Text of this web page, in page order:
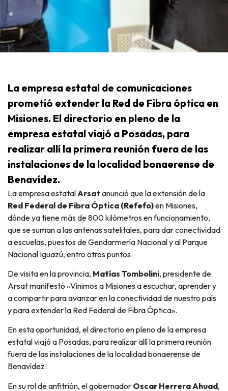
La empresa estatal de comunicaciones
prometió extender la Red de Fibra óptica en
Misiones. El directorio en pleno de la
empresa estatal viajó a Posadas, para
realizar allí la primera reunión fuera de las
instalaciones de la localidad bonaerense de
Benavídez.
La empresa estatal Arsat anunció que la extensión de la
Red Federal de Fibra Óptica (Refefo)en Misiones,
dónde ya tiene más de 800 kilómetros en funcionamiento,
que se suman a las antenas satelitales, para dar conectividad
a escuelas, puestos de Gendarmería Nacional y al Parque
Nacional Iguazú, entro otros puntos.
De visita en la provincia, Matías Tombolini, presidente de
Arsat manifestó «Vinimos a Misiones a escuchar, aprender y
a compartir para avanzar en la conectividad de nuestro país
y para extender la Red Federal de Fibra Óptica».
En esta oportunidad, el directorio en pleno de la empresa
estatal viajó a Posadas, para realizar allí la primera reunión
fuera de las instalaciones de la localidad bonaerense de
Benavídez.
En su rol de anfitrión, el gobernador Oscar Herrera Ahuad,